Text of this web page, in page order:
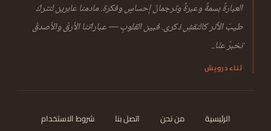
العبارةُ بسمةٌ وعبرةٌ وترجمانُ إحساسٍ وفكرة. مادمنا عابرين لنتركَ
طيبَ الأثر كالنقشِ ذكرى. فبين القلوبِ — عباراتنا الأرقّ والأصدقُ
تخبرُ عنّا..
ثناء درويش
الرئيسية من نحن اتصل بنا شروط الاستخدام